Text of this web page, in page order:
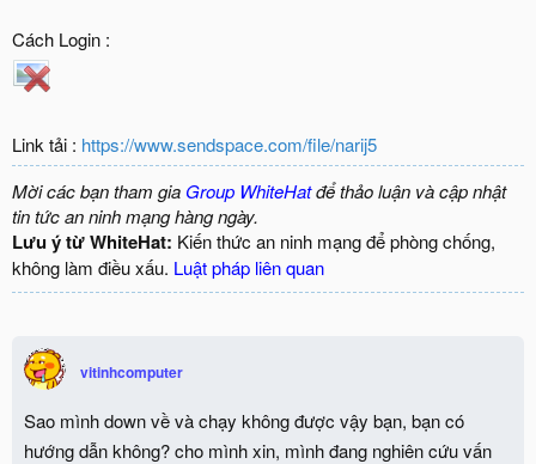
Cách Login :
Link tải : https://www.sendspace.com/file/narij5
Mời các bạn tham gia Group WhiteHatđể thảo luận và cập nhật
tin tức an ninh mạng hàng ngày.
Lưu ý từ WhiteHat: Kiến thức an ninh mạng để phòng chống,
không làm điều xấu. Luật pháp liên quan
vitinhcomputer
Sao mình down về và chạy không được vậy bạn, bạn có
hướng dẫn không? cho mình xin, mình đang nghiên cứu vấn